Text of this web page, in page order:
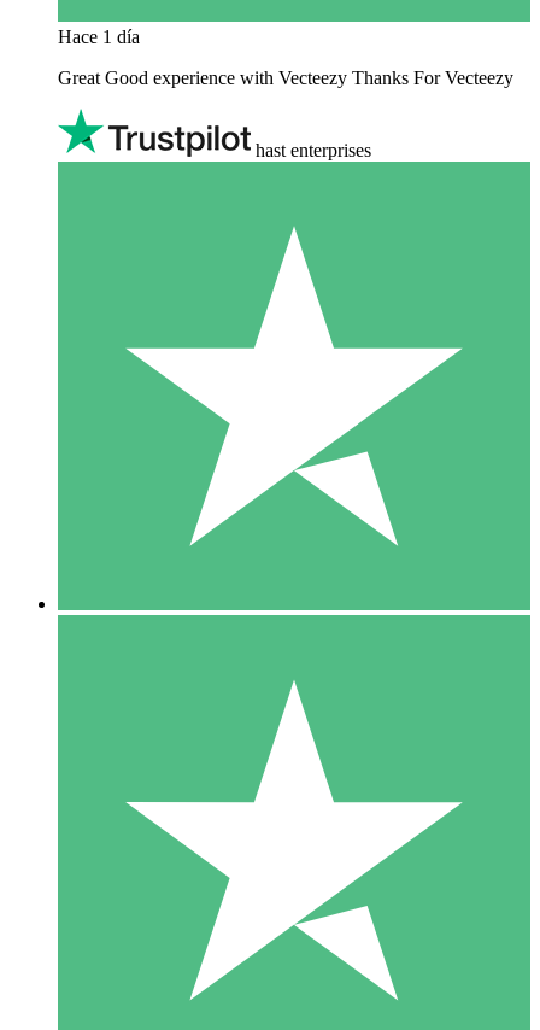
Hace 1 día
Great Good experience with Vecteezy Thanks For Vecteezy
hast enterprises